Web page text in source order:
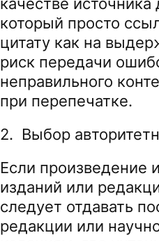
который просто
цитату как на
риск передачи
неправильного
при перепечатке.
2. Выбор
Если произведение
изданий или
следует отдавать
редакции или